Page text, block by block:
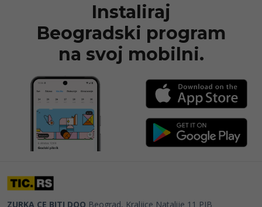
Instaliraj
Beogradski program
na svoj mobilni.
ZURKA CE BITI DOO Beograd, Kraljice Natalije 11 PIB